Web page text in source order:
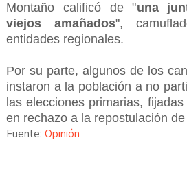
Montaño calificó de "una
viejos amañados",
entidades regionales.
Por su parte, algunos de los
instaron a la población a no
las elecciones primarias,
en rechazo a la repostulación
Fuente: Opinión